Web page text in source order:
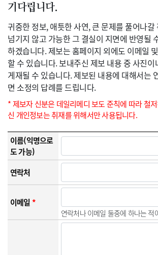
기다립니다.
귀중한 정보, 애틋한 사연, 큰 문제를 풀어나갈
넘기지 않고 가능한 그 결실이 지면에 반영될
하겠습니다. 제보는 홈페이지 외에도 이메일
할 수 있습니다. 보내주신 제보 내용 중 사진이
게재될 수 있습니다. 제보된 내용에 대해서는
면 소정의 답례를 드립니다.
* 제보자 신분은 데일리메디 보도 준칙에 따라 철
신 개인정보는 취재를 위해서만 사용됩니다.
이름(익명으로
도 가능)
연락처
이메일*
연락처나 이메일 둘중에 하나는 적